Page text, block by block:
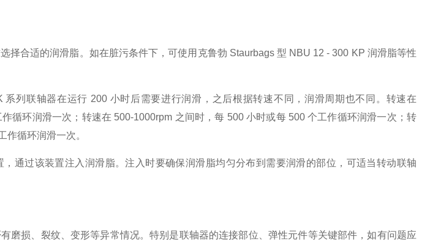
择合适的润滑脂。如在脏污条件下，可使用克鲁勃 Staurbags 型 NBU 12 - 300 KP 润滑脂等性
系列联轴器在运行 200 小时后需要进行润滑，之后根据转速不同，润滑周期也不同。转速在
循环润滑一次；转速在 500-1000rpm 之间时，每 500 小时或每 500 个工作循环润滑一次；转
作循环润滑一次。
通过该装置注入润滑脂。注入时要确保润滑脂均匀分布到需要润滑的部位，可适当转动联轴
磨损、裂纹、变形等异常情况。特别是联轴器的连接部位、弹性元件等关键部件，如有问题应